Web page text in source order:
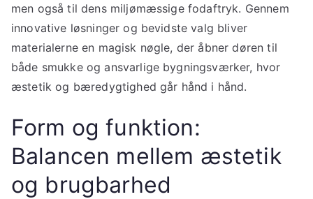
men også til dens miljømæssige fodaftryk. Gennem
innovative løsninger og bevidste valg bliver
materialerne en magisk nøgle, der åbner døren til
både smukke og ansvarlige bygningsværker, hvor
æstetik og bæredygtighed går hånd i hånd.
Form og funktion:
Balancen mellem æstetik
og brugbarhed